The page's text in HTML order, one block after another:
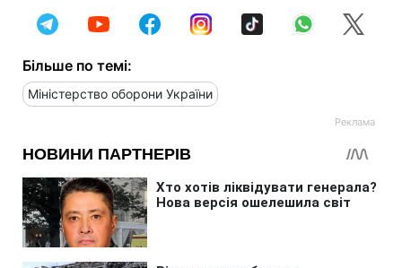
Більше по темі:
Міністерство оборони України